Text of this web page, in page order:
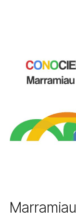
imágenes
Saltar
al
Marramiau